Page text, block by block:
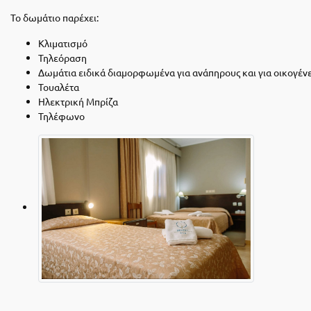
Το δωμάτιο παρέχει:
Κλιματισμό
Τηλεόραση
Δωμάτια ειδικά διαμορφωμένα για ανάπηρους και για
Τουαλέτα
Ηλεκτρική Μπρίζα
Τηλέφωνο